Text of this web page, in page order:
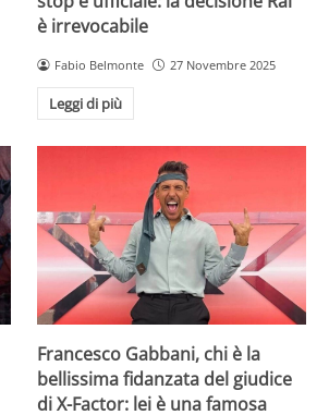
è irrevocabile
Fabio Belmonte 27 Novembre 2025
Leggi di più
Francesco Gabbani, chi è la
bellissima fidanzata del giudice
di X-Factor: lei è una famosa